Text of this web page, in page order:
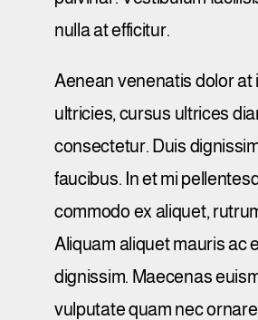
nulla at efficitur.
Aenean venenatis dolor at
ultricies, cursus ultrices
consectetur. Duis
faucibus. In et mi
commodo ex aliquet,
Aliquam aliquet mauris ac
dignissim. Maecenas
vulputate quam nec